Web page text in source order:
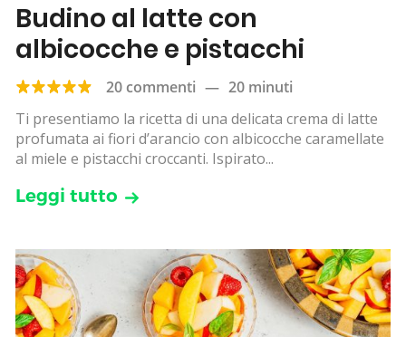
Budino al latte con
albicocche e pistacchi
20 commenti — 20 minuti
Ti presentiamo la ricetta di una delicata crema di latte
profumata ai fiori d’arancio con albicocche caramellate
al miele e pistacchi croccanti. Ispirato...
Leggi tutto